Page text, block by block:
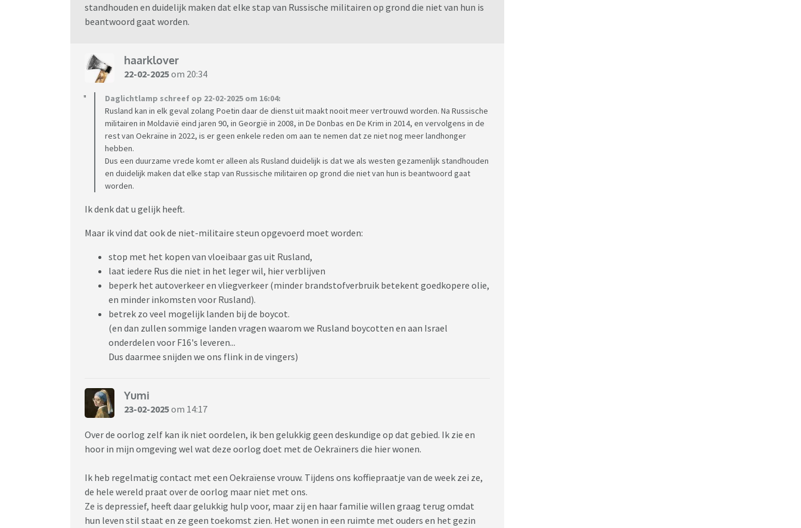
standhouden en duidelijk maken dat elke stap van Russische militairen op grond die niet van hun is
beantwoord gaat worden.
haarklover
22-02-2025om 20:34
Daglichtlamp schreef op 22-02-2025 om 16:04:
Rusland kan in elk geval zolang Poetin daar de dienst uit maakt nooit meer vertrouwd worden. Na Russische
militairen in Moldavië eind jaren 90, in Georgië in 2008, in De Donbas en De Krim in 2014, en vervolgens in de
rest van Oekraïne in 2022, is er geen enkele reden om aan te nemen dat ze niet nog meer landhonger
hebben.
Dus een duurzame vrede komt er alleen als Rusland duidelijk is dat we als westen gezamenlijk standhouden
en duidelijk maken dat elke stap van Russische militairen op grond die niet van hun is beantwoord gaat
worden.
Ik denk dat u gelijk heeft.
Maar ik vind dat ook de niet-militaire steun opgevoerd moet worden:
stop met het kopen van vloeibaar gas uit Rusland,
laat iedere Rus die niet in het leger wil, hier verblijven
beperk het autoverkeer en vliegverkeer (minder brandstofverbruik betekent goedkopere olie,
en minder inkomsten voor Rusland).
betrek zo veel mogelijk landen bij de boycot.
(en dan zullen sommige landen vragen waarom we Rusland boycotten en aan Israel
onderdelen voor F16's leveren...
Dus daarmee snijden we ons flink in de vingers)
Yumi
23-02-2025om 14:17
Over de oorlog zelf kan ik niet oordelen, ik ben gelukkig geen deskundige op dat gebied. Ik zie en
hoor in mijn omgeving wel wat deze oorlog doet met de Oekraïners die hier wonen.
Ik heb regelmatig contact met een Oekraïense vrouw. Tijdens ons koffiepraatje van de week zei ze,
de hele wereld praat over de oorlog maar niet met ons.
Ze is depressief, heeft daar gelukkig hulp voor, maar zij en haar familie willen graag terug omdat
hun leven stil staat en ze geen toekomst zien. Het wonen in een ruimte met ouders en het gezin